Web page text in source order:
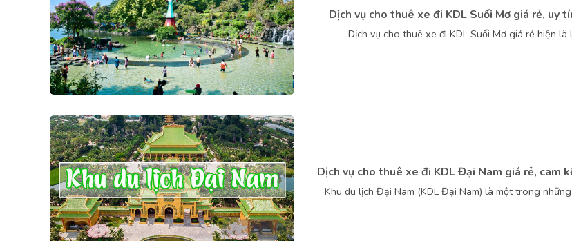
Dịch vụ cho thuê xe đi KDL Suối Mơ giá rẻ, uy
Dịch vụ cho thuê xe đi KDL Suối Mơ giá rẻ hiện là
Dịch vụ cho thuê xe đi KDL Đại Nam giá rẻ, cam
Khu du lịch Đại Nam (KDL Đại Nam) là một trong